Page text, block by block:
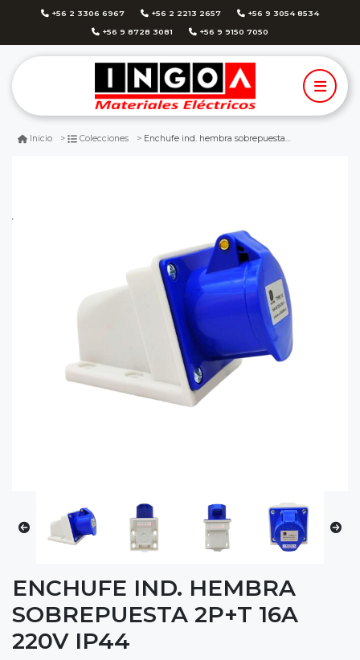
+56 2 3306 6967 +56 2 2213 2657 +56 9 3054 8534
+56 9 8728 3081 +56 9 9150 7050
Inicio Colecciones Enchufe ind. hembra sobrepuesta 2p+t 16a 220v ip44
ENCHUFE IND. HEMBRA
SOBREPUESTA 2P+T 16A
220V IP44